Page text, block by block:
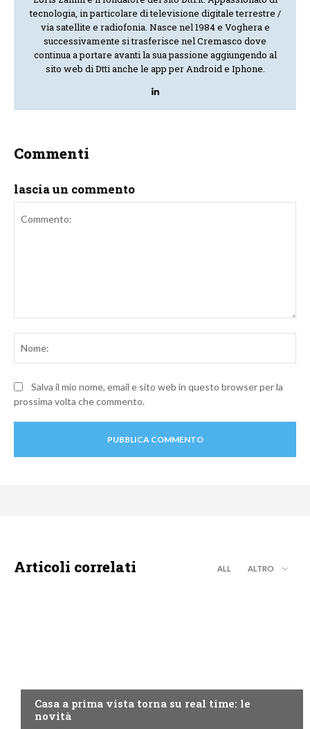
tecnologia, in particolare di televisione digitale terrestre /
via satellite e radiofonia. Nasce nel 1984 e Voghera e
successivamente si trasferisce nel Cremasco dove
continua a portare avanti la sua passione aggiungendo al
sito web di Dtti anche le app per Android e Iphone.
Commenti
lascia un commento
Salva il mio nome, email e sito web in questo browser per la
prossima volta che commento.
Articoli correlati ALL ALTRO
Casa a prima vista torna su real time: le
novità